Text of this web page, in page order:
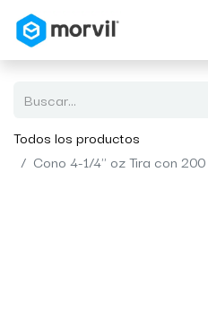
Todos los productos
Cono 4-1/4'' oz Tira con